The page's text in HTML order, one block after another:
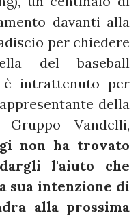
davanti alla
per chiedere
del baseball
intrattenuto per
della
Vandelli,
non ha trovato
l'aiuto che
sua intenzione di
alla prossima